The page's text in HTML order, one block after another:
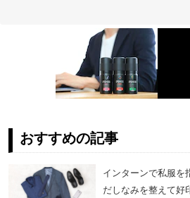
おすすめの記事
インターンで私服を
だしなみを整えて好